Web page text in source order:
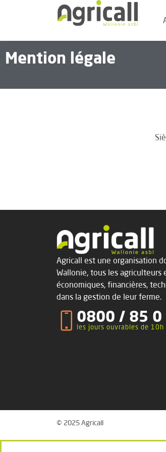
Mention légale
Agricall est une organisation
Wallonie, tous les
économiques, financières,
dans la gestion de leur ferme.
0800 / 85 0
les jours ouvrables de 10h
© 2025 Agricall